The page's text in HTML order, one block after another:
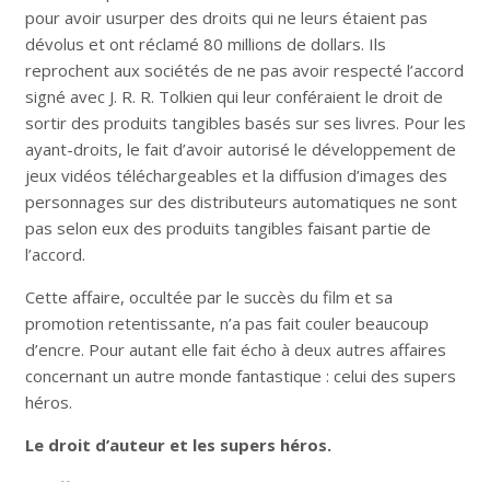
pour avoir usurper des droits qui ne leurs étaient pas
dévolus et ont réclamé 80 millions de dollars. Ils
reprochent aux sociétés de ne pas avoir respecté l’accord
signé avec J. R. R. Tolkien qui leur conféraient le droit de
sortir des produits tangibles basés sur ses livres. Pour les
ayant-droits, le fait d’avoir autorisé le développement de
jeux vidéos téléchargeables et la diffusion d’images des
personnages sur des distributeurs automatiques ne sont
pas selon eux des produits tangibles faisant partie de
l’accord.
Cette affaire, occultée par le succès du film et sa
promotion retentissante, n’a pas fait couler beaucoup
d’encre. Pour autant elle fait écho à deux autres affaires
concernant un autre monde fantastique : celui des supers
héros.
Le droit d’auteur et les supers héros.